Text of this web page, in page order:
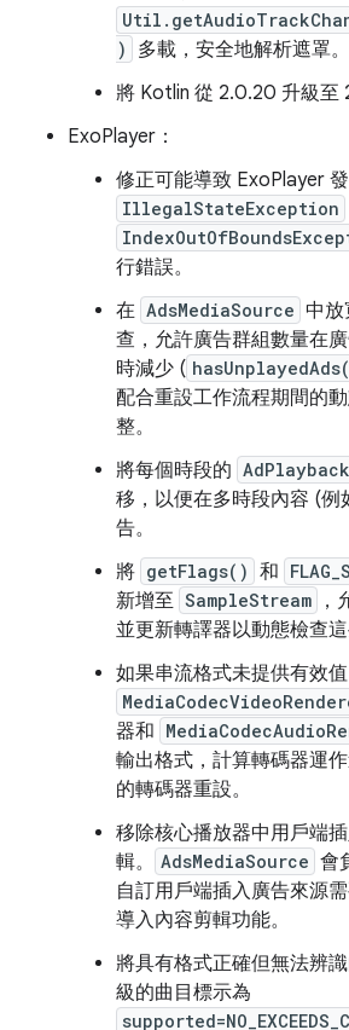
)
多載，安全地解析遮罩。
將 Kotlin 從 2.0.20 升級至
ExoPlayer：
修正可能導致 ExoPlayer
IllegalStateException
行錯誤。
在 AdsMediaSource 中放
查，允許廣告群組數量在
時減少 (
配合重設工作流程期間的
整。
將每個時段的
移，以便在多時段內容 (例
告。
將 getFlags() 和
新增至 SampleStream
，
並更新轉譯器以動態檢查這
如果串流格式未提供有效
器和
輸出格式，計算轉碼器運
的轉碼器重設。
移除核心播放器中用戶端
輯。
AdsMediaSource 會
自訂用戶端插入廣告來源
導入內容剪輯功能。
將具有格式正確但無法辨
級的曲目標示為